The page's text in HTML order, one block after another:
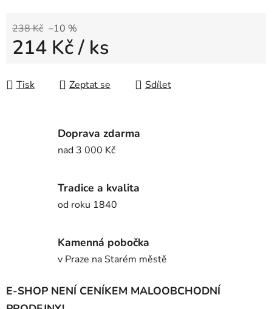
238 Kč –10 %
214 Kč/ ks
Tisk
Zeptat se Sdílet
Doprava zdarma
nad 3 000 Kč
Tradice a kvalita
od roku 1840
Kamenná pobočka
v Praze na Starém městě
E-SHOP NENÍ CENÍKEM MALOOBCHODNÍ